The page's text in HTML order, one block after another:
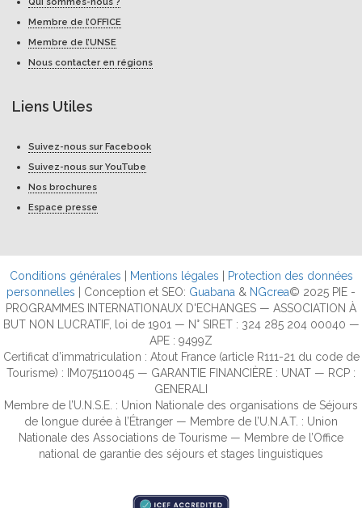
Membre de l’OFFICE
Membre de l’UNSE
Nous contacter en régions
Liens Utiles
Suivez-nous sur Facebook
Suivez-nous sur YouTube
Nos brochures
Espace presse
Conditions générales Mentions légales
Protection des données
personnelles | Conception et SEO: Guabana & NGcrea© 2025 PIE -
PROGRAMMES INTERNATIONAUX D'ECHANGES — ASSOCIATION À
BUT NON LUCRATIF, loi de 1901 — N° SIRET : 324 285 204 00040 —
APE : 9499Z
Certificat d’immatriculation : Atout France (article R111-21 du code de
Tourisme) : IM075110045 — GARANTIE FINANCIÈRE : UNAT — RCP :
GENERALI
Membre de l’U.N.S.E. : Union Nationale des organisations de Séjours
de longue durée à l’Étranger — Membre de l’U.N.A.T. : Union
Nationale des Associations de Tourisme — Membre de l’Office
national de garantie des séjours et stages linguistiques